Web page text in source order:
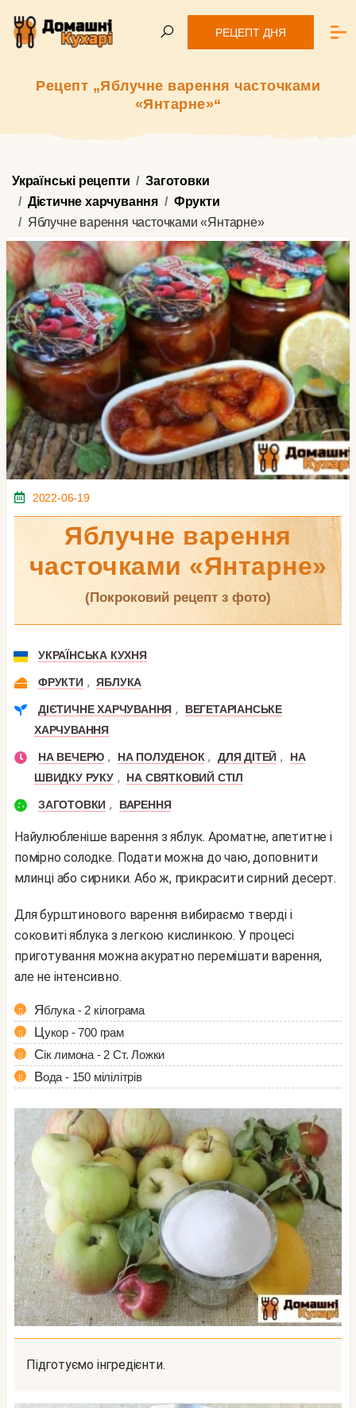
РЕЦЕПТ ДНЯ
Рецепт „Яблучне варення часточками
«Янтарне»“
Українські рецепти
Заготовки
Дієтичне харчування
Фрукти
Яблучне варення часточками «Янтарне»
2022-06-19
Яблучне варення
часточками «Янтарне»
(покроковий рецепт з фото)
УКРАЇНСЬКА КУХНЯ
ФРУКТИ , ЯБЛУКА
ДІЄТИЧНЕ ХАРЧУВАННЯ ,
ВЕГЕТАРІАНСЬКЕ
ХАРЧУВАННЯ
НА ВЕЧЕРЮ , НА ПОЛУДЕНОК , ДЛЯ ДІТЕЙ ,
НА
ШВИДКУ РУКУ , НА СВЯТКОВИЙ СТІЛ
ЗАГОТОВКИ , ВАРЕННЯ
Найулюбленіше варення з яблук. Ароматне, апетитне і
помірно солодке. Подати можна до чаю, доповнити
млинці або сирники. Або ж, прикрасити сирний десерт.
Для бурштинового варення вибираємо тверді і
соковиті яблука з легкою кислинкою. У процесі
приготування можна акуратно перемішати варення,
але не інтенсивно.
Яблука - 2 кілограма
Цукор - 700 грам
Сік лимона - 2 Ст. Ложки
Вода - 150 мілілітрів
Підготуємо інгредієнти.